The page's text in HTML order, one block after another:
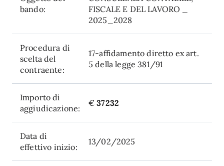
bando:
FISCALE E DEL LAVORO _
2025_2028
Procedura di
scelta del
contraente:
17-affidamento diretto ex art.
5 della legge 381/91
Importo di
aggiudicazione:
€37232
Data di
effettivo inizio:
13/02/2025